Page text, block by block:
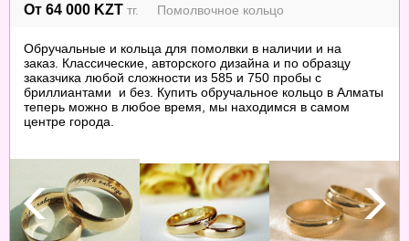
От 64 000 KZT тг. Помолвочное кольцо
Обручальные и кольца для помолвки в наличии и на
заказ. Классические, авторского дизайна и по образцу
заказчика любой сложности из 585 и 750 пробы с
бриллиантами и без. Купить обручальное кольцо в Алматы
теперь можно в любое время, мы находимся в самом
центре города.